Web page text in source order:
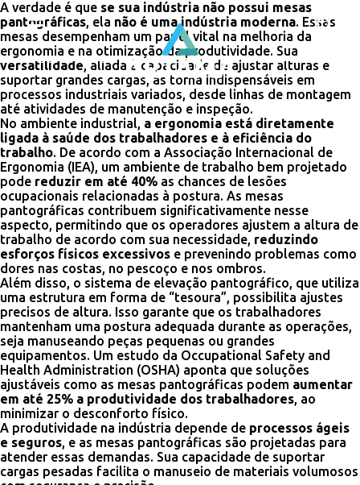
A verdade é que se sua indústria não possui mesas
pantográficas, ela não é uma indústria moderna. Essas
mesas desempenham um papel vital na melhoria da
ergonomia e na otimização da produtividade. Sua
versatilidade, aliada à capacidade de ajustar alturas e
suportar grandes cargas, as torna indispensáveis em
processos industriais variados, desde linhas de montagem
até atividades de manutenção e inspeção.
No ambiente industrial, a ergonomia está diretamente
ligada à saúde dos trabalhadores e à eficiência do
trabalho. De acordo com a Associação Internacional de
Ergonomia (IEA), um ambiente de trabalho bem projetado
pode reduzir em até 40% as chances de lesões
ocupacionais relacionadas à postura. As mesas
pantográficas contribuem significativamente nesse
aspecto, permitindo que os operadores ajustem a altura de
trabalho de acordo com sua necessidade, reduzindo
esforços físicos excessivos e prevenindo problemas como
dores nas costas, no pescoço e nos ombros.
Além disso, o sistema de elevação pantográfico, que utiliza
uma estrutura em forma de “tesoura”, possibilita ajustes
precisos de altura. Isso garante que os trabalhadores
mantenham uma postura adequada durante as operações,
seja manuseando peças pequenas ou grandes
equipamentos. Um estudo da Occupational Safety and
Health Administration (OSHA) aponta que soluções
ajustáveis como as mesas pantográficas podem aumentar
em até 25% a produtividade dos trabalhadores, ao
minimizar o desconforto físico.
A produtividade na indústria depende de processos ágeis
e seguros, e as mesas pantográficas são projetadas para
atender essas demandas. Sua capacidade de suportar
cargas pesadas facilita o manuseio de materiais volumosos